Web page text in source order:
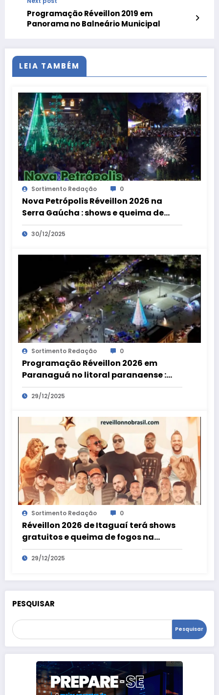
Programação Réveillon 2019 em
Panorama no Balneário Municipal
LEIA TAMBÉM
Sortimento Redação 0
Nova Petrópolis Réveillon 2026 na
Serra Gaúcha : shows e queima de
fogos na virada de ano
30/12/2025
Sortimento Redação 0
Programação Réveillon 2026 em
Paranaguá no litoral paranaense :
shows, gastronomia e queima de
fogos na virada de ano na Praça de
29/12/2025
Sortimento Redação 0
Réveillon 2026 de Itaguaí terá shows
gratuitos e queima de fogos na
virada de ano em Coroa Grande e
Chaperó
29/12/2025
PESQUISAR
Pesquisar